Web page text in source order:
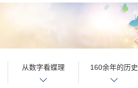
从数字看蝶理 160余年的历史